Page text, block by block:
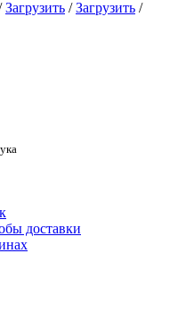
Загрузить /Загрузить /
доставки